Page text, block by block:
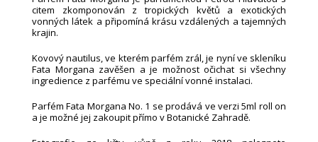
citem zkomponován z tropických květů a exotických
vonných látek a připomíná krásu vzdálených a tajemných
krajin.
Kovový nautilus, ve kterém parfém zrál, je nyní ve skleníku
Fata Morgana zavěšen a je možnost očichat si všechny
ingredience z parfému ve speciální vonné instalaci.
Parfém Fata Morgana No. 1 se prodává ve verzi 5ml roll on
a je možné jej zakoupit přímo v Botanické Zahradě.